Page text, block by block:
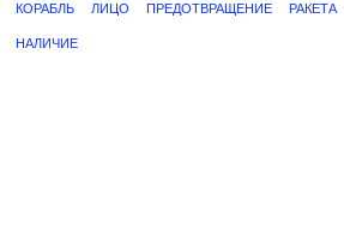
КОРАБЛЬ ЛИЦО ПРЕДОТВРАЩЕНИЕ РАКЕТА
НАЛИЧИЕ